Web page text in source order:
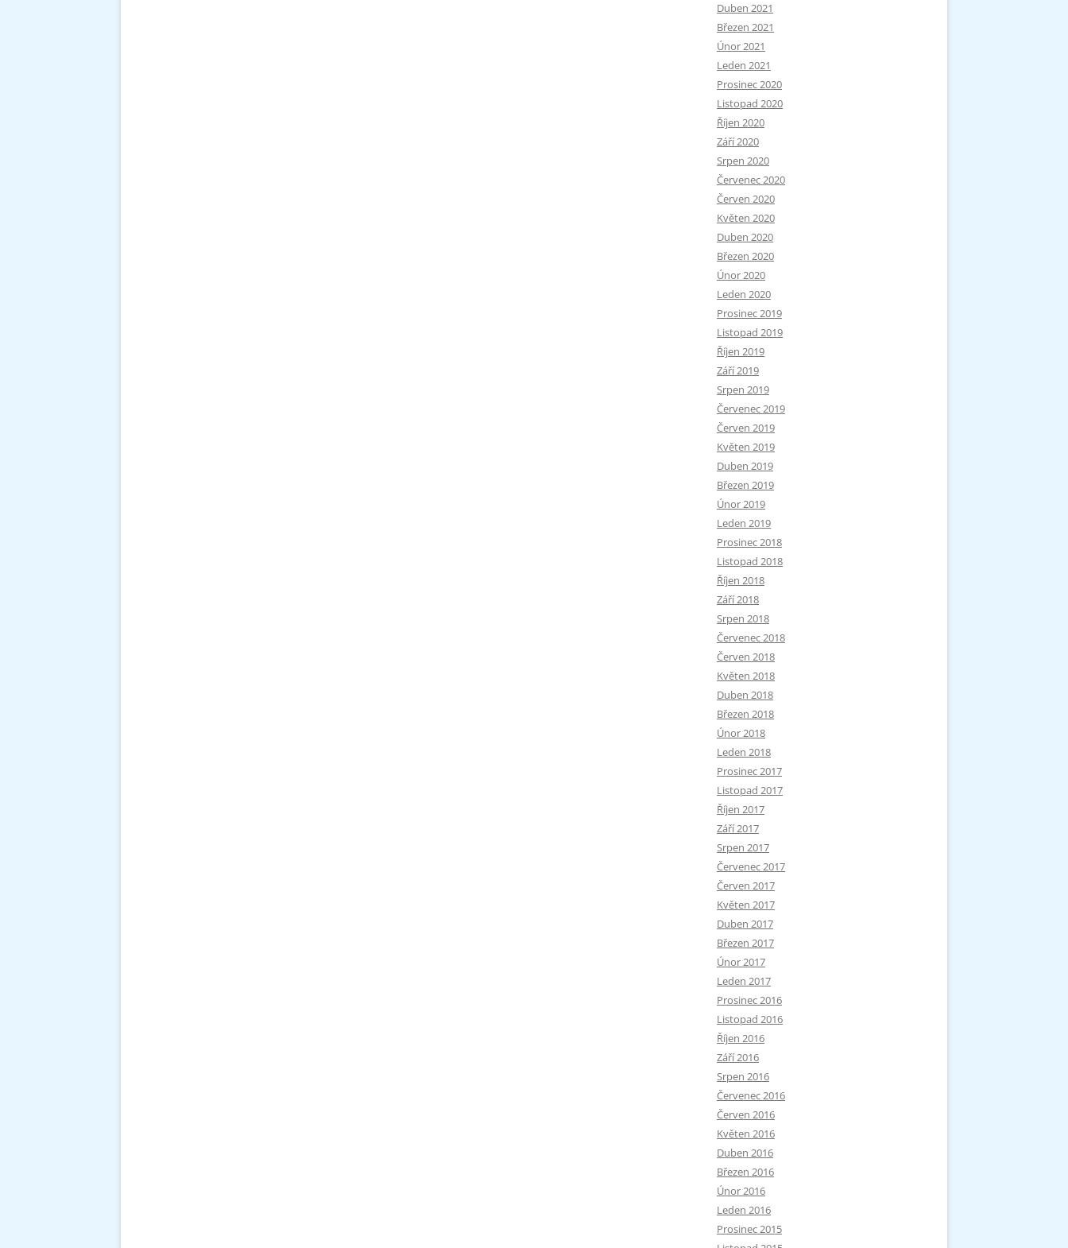
Duben 2021
Březen 2021
Únor 2021
Leden 2021
Prosinec 2020
Listopad 2020
Říjen 2020
Září 2020
Srpen 2020
Červenec 2020
Červen 2020
Květen 2020
Duben 2020
Březen 2020
Únor 2020
Leden 2020
Prosinec 2019
Listopad 2019
Říjen 2019
Září 2019
Srpen 2019
Červenec 2019
Červen 2019
Květen 2019
Duben 2019
Březen 2019
Únor 2019
Leden 2019
Prosinec 2018
Listopad 2018
Říjen 2018
Září 2018
Srpen 2018
Červenec 2018
Červen 2018
Květen 2018
Duben 2018
Březen 2018
Únor 2018
Leden 2018
Prosinec 2017
Listopad 2017
Říjen 2017
Září 2017
Srpen 2017
Červenec 2017
Červen 2017
Květen 2017
Duben 2017
Březen 2017
Únor 2017
Leden 2017
Prosinec 2016
Listopad 2016
Říjen 2016
Září 2016
Srpen 2016
Červenec 2016
Červen 2016
Květen 2016
Duben 2016
Březen 2016
Únor 2016
Leden 2016
Prosinec 2015